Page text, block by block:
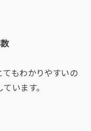
てもわかりやすいの
います。